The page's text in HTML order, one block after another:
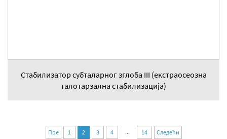
Стабилизатор субталарног зглоба III (екстраосеозна
талотарзална стабилизација)
Пре 1 2 3 4 ... 14 Следећи